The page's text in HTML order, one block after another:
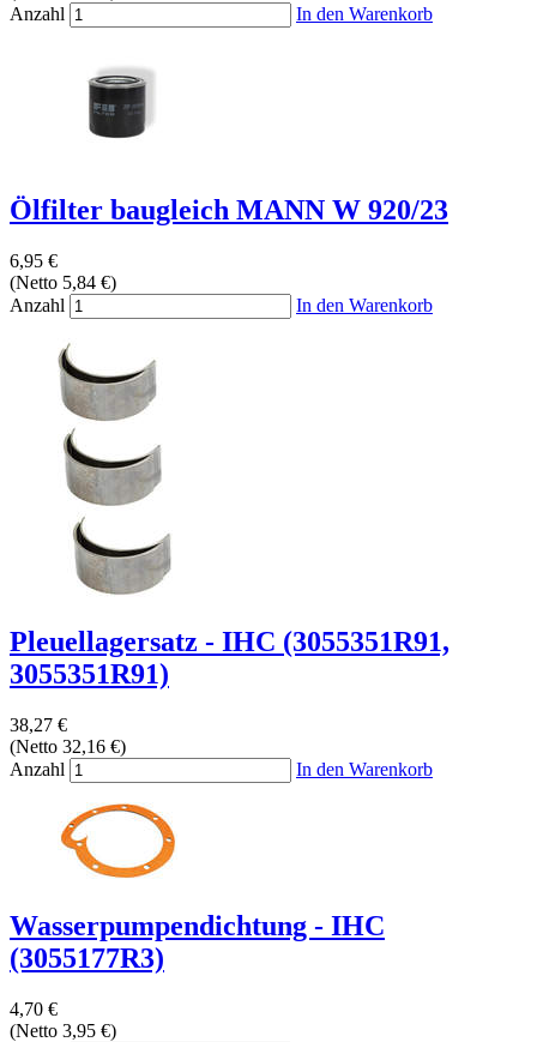
Anzahl
In den Warenkorb
Ölfilter baugleich MANN W 920/23
6,95 €
(Netto 5,84 €)
Anzahl
In den Warenkorb
Pleuellagersatz - IHC (3055351R91,
3055351R91)
38,27 €
(Netto 32,16 €)
Anzahl
In den Warenkorb
Wasserpumpendichtung - IHC
(3055177R3)
4,70 €
(Netto 3,95 €)